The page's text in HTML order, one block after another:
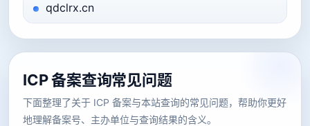
qdclrx.cn
ICP 备案查询常见问题
下面整理了关于 ICP 备案与本站查询的常见问题，帮助你更好
地理解备案号、主办单位与查询结果的含义。